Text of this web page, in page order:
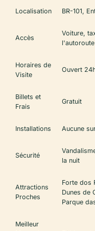
Localisation BR-101,
Accès
Voiture,
l'autoroute
Horaires de
Visite
Ouvert
Billets et
Frais
Gratuit
Installations Aucune
Sécurité
la nuit
Attractions
Proches
Forte dos
Dunes de
Parque
Meilleur